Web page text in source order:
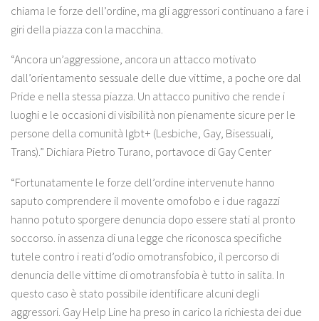
chiama le forze dell’ordine, ma gli aggressori continuano a fare i
giri della piazza con la macchina.
“Ancora un’aggressione, ancora un attacco motivato
dall’orientamento sessuale delle due vittime, a poche ore dal
Pride e nella stessa piazza. Un attacco punitivo che rende i
luoghi e le occasioni di visibilità non pienamente sicure per le
persone della comunità lgbt+ (Lesbiche, Gay, Bisessuali,
Trans).” Dichiara Pietro Turano, portavoce di Gay Center
“Fortunatamente le forze dell’ordine intervenute hanno
saputo comprendere il movente omofobo e i due ragazzi
hanno potuto sporgere denuncia dopo essere stati al pronto
soccorso. in assenza di una legge che riconosca specifiche
tutele contro i reati d’odio omotransfobico, il percorso di
denuncia delle vittime di omotransfobia è tutto in salita. In
questo caso è stato possibile identificare alcuni degli
aggressori. Gay Help Line ha preso in carico la richiesta dei due